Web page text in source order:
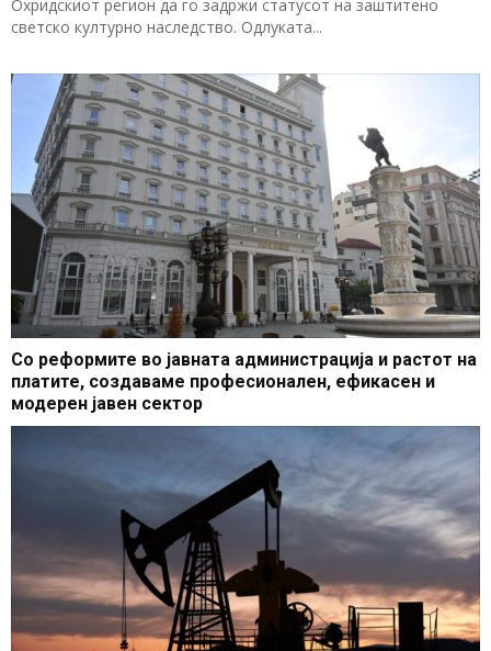
Охридскиот регион да го задржи статусот на заштитено
светско културно наследство. Одлуката...
Со реформите во јавната администрација и растот на
платите, создаваме професионален, ефикасен и
модерен јавен сектор